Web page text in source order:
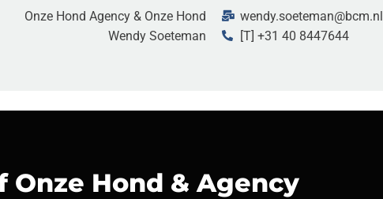
Onze Hond Agency & Onze Hond
Wendy Soeteman
wendy.soeteman@bcm.nl
[T] +31 40 8447644
Onze Hond & Agency